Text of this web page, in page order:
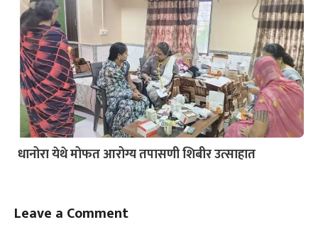
धानोरा येथे मोफत आरोग्य तपासणी शिबीर उत्साहात
Leave a Comment